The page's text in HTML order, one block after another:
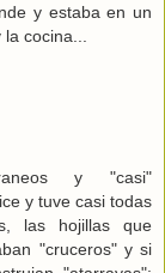
y estaba en un
cocina...
y "casi"
y tuve casi todas
las hojillas que
"cruceros" y si